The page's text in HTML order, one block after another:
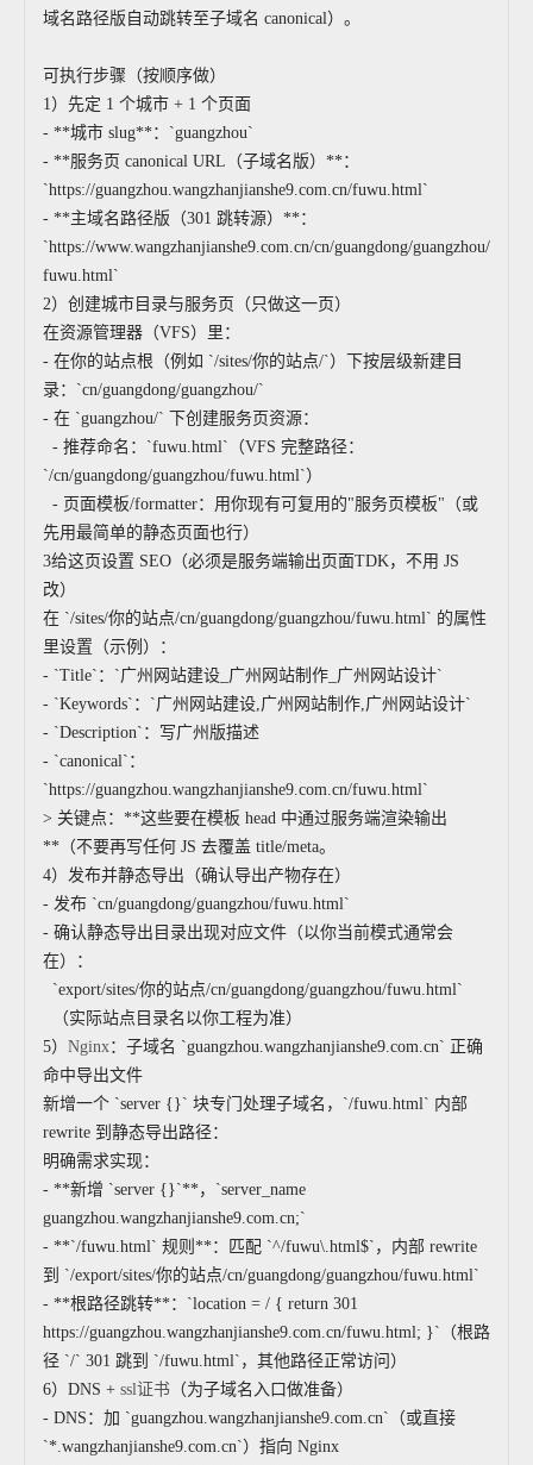
域名路径版自动跳转至子域名 canonical）。
可执行步骤（按顺序做）
1）先定 1 个城市 + 1 个页面
- **城市 slug**：`guangzhou`
- **服务页 canonical URL（子域名版）**：
`https://guangzhou.wangzhanjianshe9.com.cn/fuwu.html`
- **主域名路径版（301 跳转源）**：
`https://www.wangzhanjianshe9.com.cn/cn/guangdong/guangzhou/
fuwu.html`
2）创建城市目录与服务页（只做这一页）
在资源管理器（VFS）里：
- 在你的站点根（例如 `/sites/你的站点/`）下按层级新建目
录：`cn/guangdong/guangzhou/`
- 在 `guangzhou/` 下创建服务页资源：
- 推荐命名：`fuwu.html`（VFS 完整路径：
`/cn/guangdong/guangzhou/fuwu.html`）
- 页面模板/formatter：用你现有可复用的"服务页模板"（或
先用最简单的静态页面也行）
3给这页设置 SEO（必须是服务端输出页面TDK，不用 JS
改）
在 `/sites/你的站点/cn/guangdong/guangzhou/fuwu.html` 的属性
里设置（示例）：
- `Title`：`广州网站建设_广州网站制作_广州网站设计`
- `Keywords`：`广州网站建设,广州网站制作,广州网站设计`
- `Description`：写广州版描述
- `canonical`：
`https://guangzhou.wangzhanjianshe9.com.cn/fuwu.html`
> 关键点：**这些要在模板 head 中通过服务端渲染输出
**（不要再写任何 JS 去覆盖 title/meta。
4）发布并静态导出（确认导出产物存在）
- 发布 `cn/guangdong/guangzhou/fuwu.html`
- 确认静态导出目录出现对应文件（以你当前模式通常会
在）：
`export/sites/你的站点/cn/guangdong/guangzhou/fuwu.html`
（实际站点目录名以你工程为准）
5） Nginx：子域名 `guangzhou.wangzhanjianshe9.com.cn` 正确
命中导出文件
新增一个 `server {}` 块专门处理子域名，`/fuwu.html` 内部
rewrite 到静态导出路径：
明确需求实现：
- **新增 `server {}`**，`server_name
guangzhou.wangzhanjianshe9.com.cn;`
- **`/fuwu.html` 规则**：匹配 `^/fuwu\.html$`，内部 rewrite
到 `/export/sites/你的站点/cn/guangdong/guangzhou/fuwu.html`
- **根路径跳转**：`location = / { return 301
https://guangzhou.wangzhanjianshe9.com.cn/fuwu.html; }`（根路
径 `/` 301 跳到 `/fuwu.html`，其他路径正常访问）
6）DNS + ssl证书 （为子域名入口做准备）
- DNS：加 `guangzhou.wangzhanjianshe9.com.cn`（或直接
`*.wangzhanjianshe9.com.cn`）指向 Nginx